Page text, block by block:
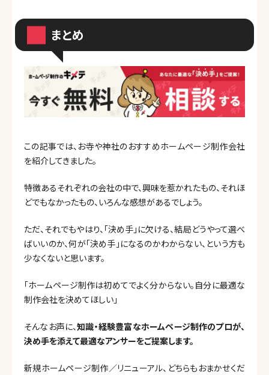
まとめ
この記事では、お寺や神社のおすすめホームページ制作会社
を紹介してきました。
特徴あるそれぞれの会社の中で、興味を惹かれたもの、それほ
どでもなかったもの、いろんな感想があるでしょう。
ただ、それでもやはり、「決め手」に欠ける、結局どうやって選べ
ばいいのか、何が「決め手」になるのかわからない、という方も
少なくないと思います。
「ホームページ制作は初めてでよく分からない。自分に最適な
制作会社を決めてほしい」
そんなお声に、知識・経験豊富なホームページ制作のプロが、
決め手を添えて最適なアンサーをご提案します。
新規ホームページ制作／リニューアル、どちらもおまかせくだ